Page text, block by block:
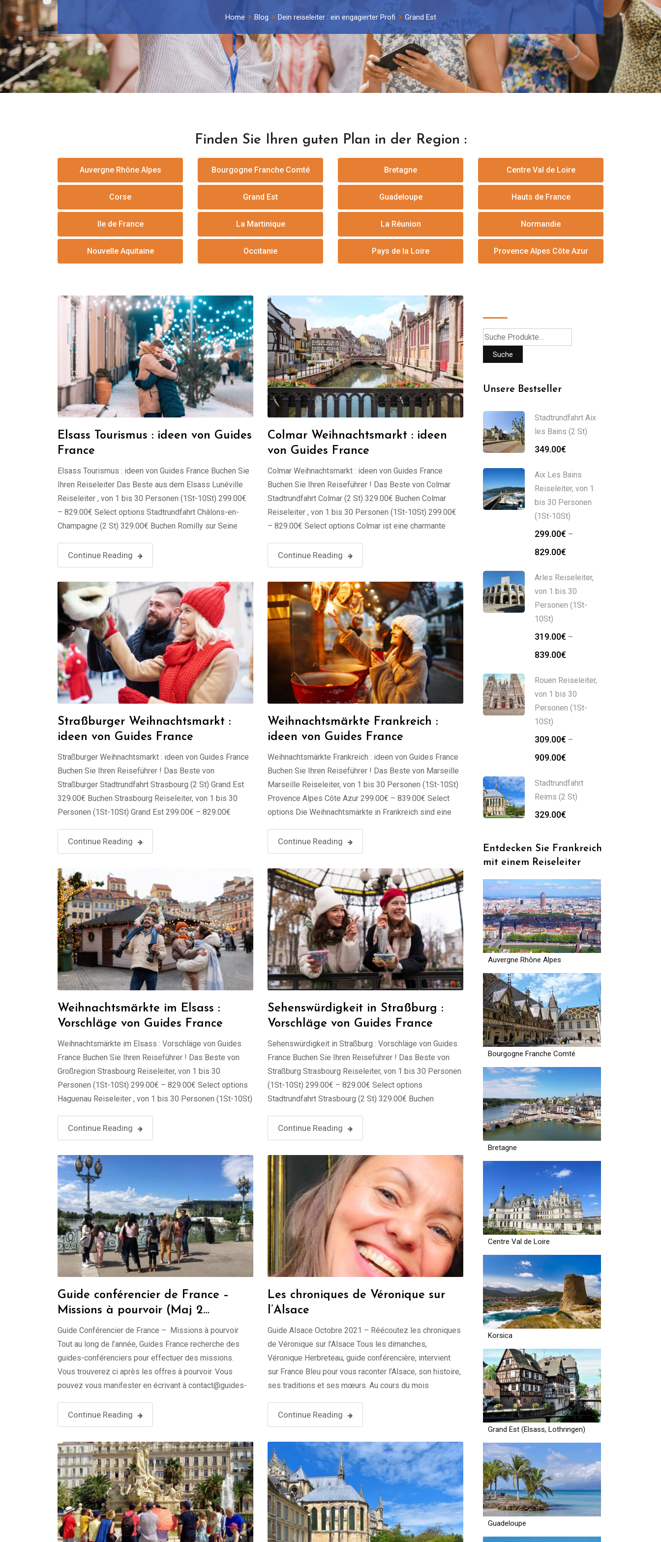
Home Blog Dein reiseleiter : ein engagierter Profi Grand Est
Finden Sie Ihren guten Plan in der Region :
Auvergne Rhône Alpes Bourgogne Franche Comté Bretagne Centre Val de Loire
Corse Grand Est Guadeloupe Hauts de France
Ile de France La Martinique La Réunion Normandie
Nouvelle Aquitaine Occitanie Pays de la Loire Provence Alpes Côte Azur
Elsass Tourismus : ideen von Guides
France
Elsass Tourismus : ideen von Guides France Buchen Sie
Ihren Reiseleiter Das Beste aus dem Elsass Lunéville
Reiseleiter , von 1 bis 30 Personen (1St-10St) 299.00€
– 829.00€ Select options Stadtrundfahrt Châlons-en-
Champagne (2 St) 329.00€ Buchen Romilly sur Seine
829.00€ Select options Stadtrundfahrt Pont-à-Mousson
(2 St) …
Continue Reading
Colmar Weihnachtsmarkt : ideen
von Guides France
Colmar Weihnachtsmarkt : ideen von Guides France
Buchen Sie Ihren Reiseführer ! Das Beste von Colmar
Stadtrundfahrt Colmar (2 St) 329.00€ Buchen Colmar
Reiseleiter , von 1 bis 30 Personen (1St-10St) 299.00€
– 829.00€ Select options Colmar ist eine charmante
als „Hauptstadt des elsässischen Weins“ bezeichnet …
Continue Reading
Straßburger Weihnachtsmarkt :
ideen von Guides France
Straßburger Weihnachtsmarkt : ideen von Guides France
Buchen Sie Ihren Reiseführer ! Das Beste von
Straßburger Stadtrundfahrt Strasbourg (2 St) Grand Est
329.00€ Buchen Strasbourg Reiseleiter, von 1 bis 30
Personen (1St-10St) Grand Est 299.00€ – 829.00€
Grand Est in Frankreich, liegt an der Grenze zu
Deutschland und …
Continue Reading
Weihnachtsmärkte Frankreich :
ideen von Guides France
Weihnachtsmärkte Frankreich : ideen von Guides France
Buchen Sie Ihren Reiseführer ! Das Beste von Marseille
Marseille Reiseleiter, von 1 bis 30 Personen (1St-10St)
Provence Alpes Côte Azur 299.00€ – 839.00€ Select
options Die Weihnachtsmärkte in Frankreich sind eine
Lichter, Düfte und festlicher Freude verwandelt.
Ursprünglich im …
Continue Reading
Weihnachtsmärkte im Elsass :
Vorschläge von Guides France
Weihnachtsmärkte im Elsass : Vorschläge von Guides
France Buchen Sie Ihren Reiseführer ! Das Beste von
Großregion Strasbourg Reiseleiter, von 1 bis 30
Personen (1St-10St) 299.00€ – 829.00€ Select options
Haguenau Reiseleiter , von 1 bis 30 Personen (1St-10St)
Mulhouse (2 St) 329.00€ Buchen Reims Reiseleiter, von
1 bis …
Continue Reading
Sehenswürdigkeit in Straßburg :
Vorschläge von Guides France
Sehenswürdigkeit in Straßburg : Vorschläge von Guides
France Buchen Sie Ihren Reiseführer ! Das Beste von
Straßburg Strasbourg Reiseleiter, von 1 bis 30 Personen
(1St-10St) 299.00€ – 829.00€ Select options
Stadtrundfahrt Strasbourg (2 St) 329.00€ Buchen
Frankreichs, ist eine Stadt von großer historischer und
kultureller Bedeutung. …
Continue Reading
Guide conférencier de France –
Missions à pourvoir (Maj 2
septembre 2022)
Guide Conférencier de France – Missions à pourvoir
Tout au long de l’année, Guides France recherche des
guides-conférenciers pour effectuer des missions.
Vous trouverez ci après les offres à pourvoir. Vous
pouvez vous manifester en écrivant à contact@guides-
facture. La facture est à envoyer au format PDF à
contact@guides-france.com …
Continue Reading
Les chroniques de Véronique sur
l’Alsace
Guide Alsace Octobre 2021 – Réécoutez les chroniques
de Véronique sur l’Alsace Tous les dimanches,
Véronique Herbreteau, guide conférencière, intervient
sur France Bleu pour vous raconter l’Alsace, son histoire,
ses traditions et ses mœurs. Au cours du mois
évoquer l’actualité culturelle de sa région, et aussi le …
Continue Reading
Suche
Unsere Bestseller
Stadtrundfahrt Aix
les Bains (2 St)
349.00€
Aix Les Bains
Reiseleiter, von 1
bis 30 Personen
(1St-10St)
299.00€ –
829.00€
bis
829.00€
Arles Reiseleiter,
von 1 bis 30
Personen (1St-
10St)
319.00€ –
839.00€
bis
839.00€
Rouen Reiseleiter,
von 1 bis 30
Personen (1St-
10St)
309.00€ –
909.00€
bis
909.00€
Stadtrundfahrt
Reims (2 St)
329.00€
Entdecken Sie Frankreich
mit einem Reiseleiter
Auvergne Rhône Alpes
Bourgogne Franche Comté
Bretagne
Centre Val de Loire
Korsica
Grand Est (Elsass, Lothringen)
Guadeloupe